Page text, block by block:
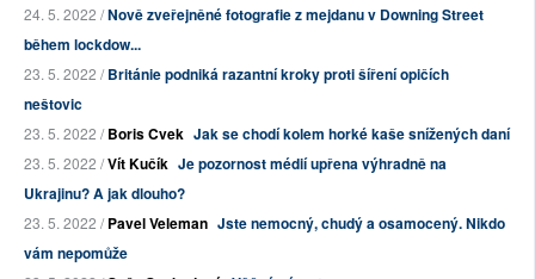
24. 5. 2022 /Nově zveřejněné fotografie z mejdanu v Downing Street
během lockdow...
23. 5. 2022 /Británie podniká razantní kroky proti šíření opičích
neštovic
23. 5. 2022 /Boris Cvek Jak se chodí kolem horké kaše snížených daní
23. 5. 2022 /Vít Kučík Je pozornost médií upřena výhradně na
Ukrajinu? A jak dlouho?
23. 5. 2022 /Pavel Veleman Jste nemocný, chudý a osamocený. Nikdo
vám nepomůže